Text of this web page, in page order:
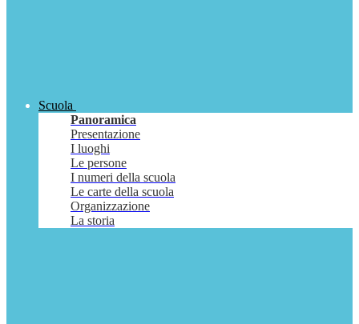
Scuola
Panoramica
Presentazione
I luoghi
Le persone
I numeri della scuola
Le carte della scuola
Organizzazione
La storia